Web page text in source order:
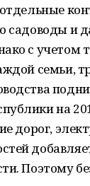
садоводы и
с учетом
семьи,
на
дорог,
Поэтому